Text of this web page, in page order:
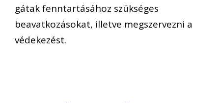
gátak fenntartásához szükséges
beavatkozásokat, illetve megszervezni a
védekezést.